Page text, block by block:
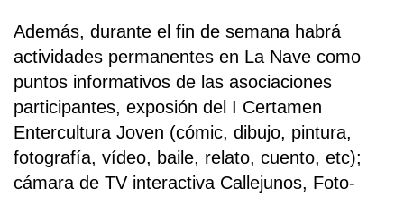
Además, durante el fin de semana habrá
actividades permanentes en La Nave como
puntos informativos de las asociaciones
participantes, exposión del I Certamen
Entercultura Joven (cómic, dibujo, pintura,
fotografía, vídeo, baile, relato, cuento, etc);
cámara de TV interactiva Callejunos, Foto-